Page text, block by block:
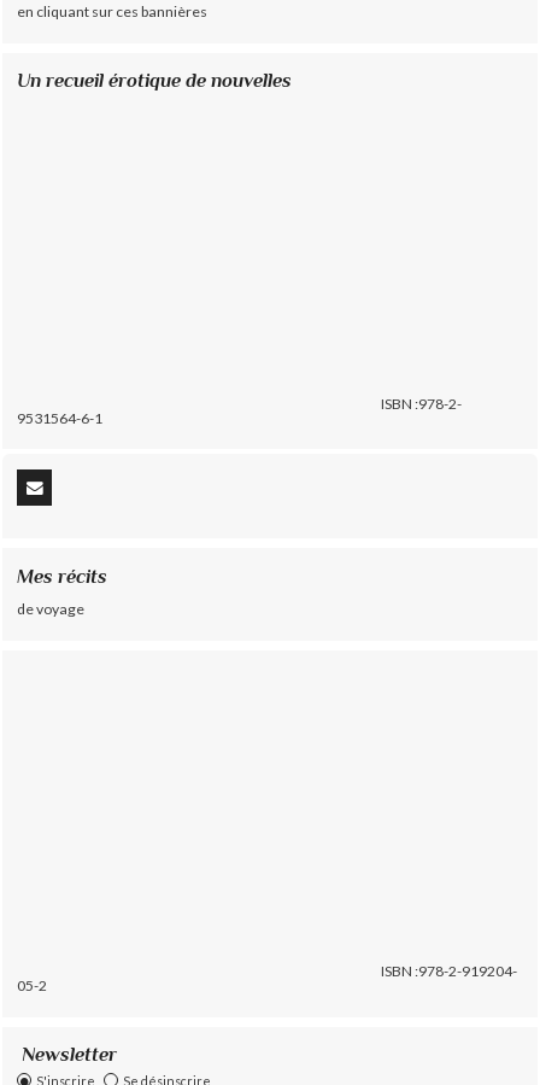
en cliquant sur ces bannières
Un recueil érotique de nouvelles
ISBN :978-2-
9531564-6-1
Mes récits
de voyage
ISBN :978-2-919204-
05-2
Newsletter
S'inscrire Se désinscrire